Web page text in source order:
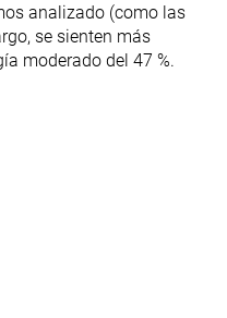
analizado (como las
se sienten más
moderado del 47 %.